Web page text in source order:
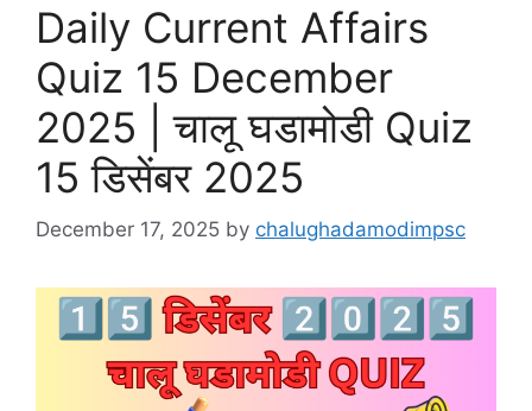
Daily Current Affairs
Quiz 15 December
2025 | चालू घडामोडी Quiz
15 डिसेंबर 2025
December 17, 2025 by chalughadamodimpsc